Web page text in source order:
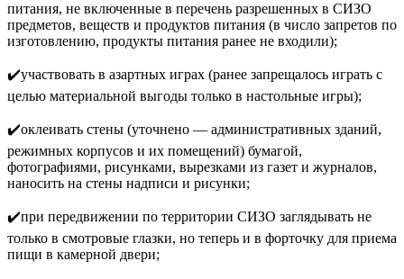
питания, не включенные в перечень разрешенных в СИЗО
предметов, веществ и продуктов питания (в число запретов по
изготовлению, продукты питания ранее не входили);
✔️участвовать в азартных играх (ранее запрещалось играть с
целью материальной выгоды только в настольные игры);
✔️оклеивать стены (уточнено — административных зданий,
режимных корпусов и их помещений) бумагой,
фотографиями, рисунками, вырезками из газет и журналов,
наносить на стены надписи и рисунки;
✔️при передвижении по территории СИЗО заглядывать не
только в смотровые глазки, но теперь и в форточку для приема
пищи в камерной двери;